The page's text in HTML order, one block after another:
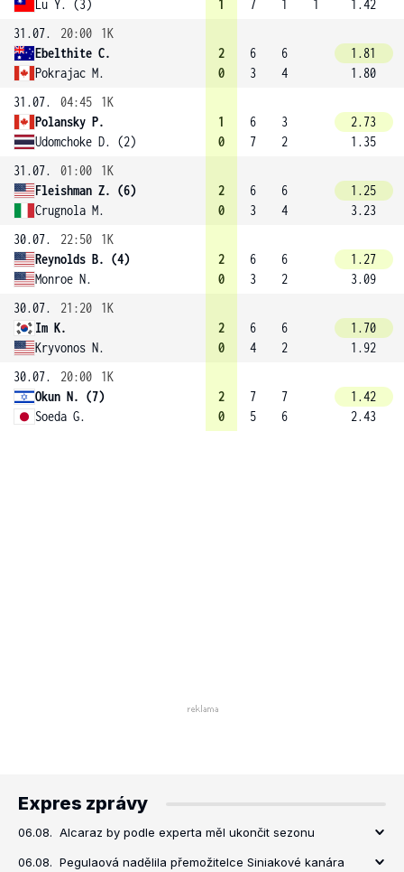
Lu Y. (3) 1 7 1 1
1.42
31.07.
20:00
1K
Ebelthite C.
Pokrajac M.
2
0
6
3
6
4
1.81
1.80
31.07.
04:45
1K
Polansky P.
Udomchoke D. (2)
1
0
6
7
3
2
2.73
1.35
31.07.
01:00
1K
Fleishman Z. (6)
Crugnola M.
2
0
6
3
6
4
1.25
3.23
30.07.
22:50
1K
Reynolds B. (4)
Monroe N.
2
0
6
3
6
2
1.27
3.09
30.07.
21:20
1K
Im K.
Kryvonos N.
2
0
6
4
6
2
1.70
1.92
30.07.
20:00
1K
Okun N. (7)
Soeda G.
2
0
7
5
7
6
1.42
2.43
Expres zprávy
06.08. Alcaraz by podle experta měl ukončit sezonu
06.08. Pegulaová nadělila přemožitelce Siniakové kanára